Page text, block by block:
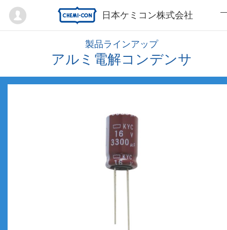
日本ケミコン株式会社
Mypage
製品ラインアップ
アルミ電解コンデンサ